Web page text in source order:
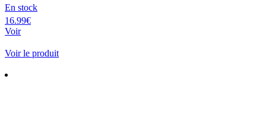
En stock
16.99€
Voir
Voir le produit